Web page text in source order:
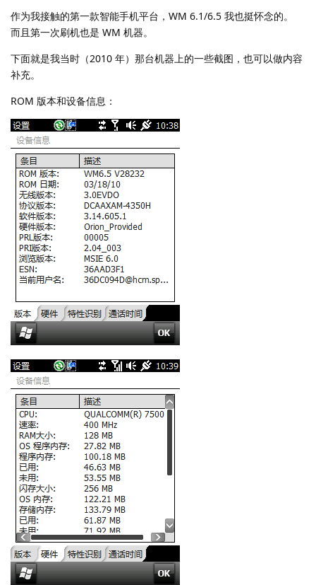
作为我接触的第一款智能手机平台，WM 6.1/6.5 我也挺怀念的。
而且第一次刷机也是 WM 机器。
下面就是我当时（2010 年）那台机器上的一些截图，也可以做内容
补充。
ROM 版本和设备信息：